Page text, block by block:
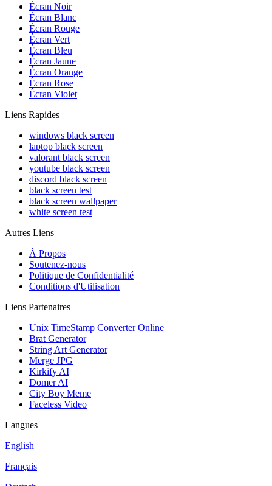
Écran Noir
Écran Blanc
Écran Rouge
Écran Vert
Écran Bleu
Écran Jaune
Écran Orange
Écran Rose
Écran Violet
Liens Rapides
windows black screen
laptop black screen
valorant black screen
youtube black screen
discord black screen
black screen test
black screen wallpaper
white screen test
Autres Liens
À Propos
Soutenez-nous
Politique de Confidentialité
Conditions d'Utilisation
Liens Partenaires
Unix TimeStamp Converter Online
Brat Generator
String Art Generator
Merge JPG
Kirkify AI
Domer AI
City Boy Meme
Faceless Video
Langues
English
Français